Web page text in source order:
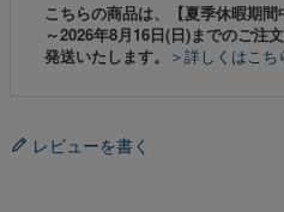
こちらの商品は、【夏季休暇期
～2026年8月16日(日)までのご注
発送いたします。 ＞詳しくはこ
レビューを書く